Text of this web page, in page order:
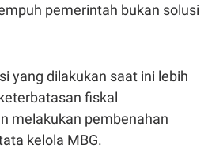
pemerintah bukan solusi
yang dilakukan saat ini lebih
fiskal
melakukan pembenahan
kelola MBG.